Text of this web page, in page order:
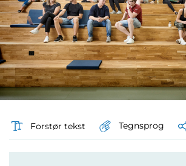
Forstør tekst Tegnsprog